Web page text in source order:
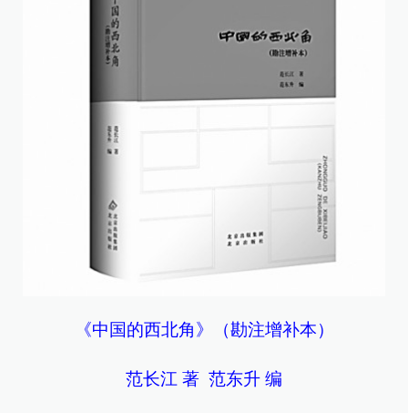
《中国的西北角》（勘注增补本）
范长江 著 范东升 编